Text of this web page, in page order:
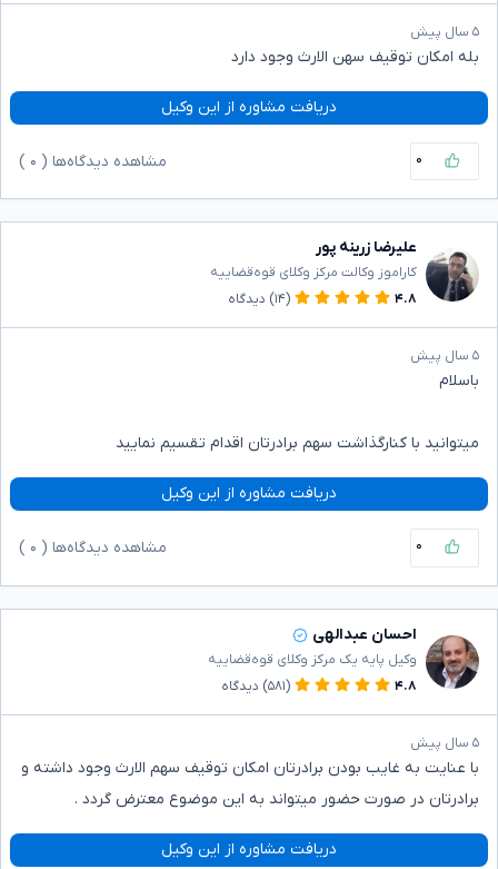
۵ سال پیش
بله امکان توقیف سهن الارث وجود دارد
دریافت مشاوره از این وکیل
۰ مشاهده دیدگاه‌ها ( ۰
علیرضا زرینه پور
کاراموز وکالت مرکز وکلای قوه‌قضاییه
۴.۸
(۱۴) دیدگاه
۵ سال پیش
باسلام
میتوانید با کنارگذاشت سهم برادرتان اقدام تقسیم نمایید
دریافت مشاوره از این وکیل
۰ مشاهده دیدگاه‌ها ( ۰
احسان عبدالهی
وکیل پایه یک مرکز وکلای قوه‌قضاییه
۴.۸
(۵۸۱) دیدگاه
۵ سال پیش
با عنایت به غایب بودن برادرتان امکان توقیف سهم الارث وجود داشته و
برادرتان در صورت حضور میتواند به این موضوع معترض گردد .
دریافت مشاوره از این وکیل